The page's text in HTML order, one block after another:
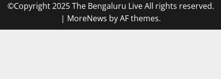
©Copyright 2025 The Bengaluru Live All rights reserved.
| MoreNews by AF themes.